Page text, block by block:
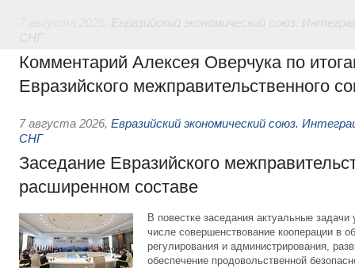
Евразийский экономический союз.
СНГ
Комментарий Алексея Оверчука по
Евразийского межправительственного
7 августа 2026, Евразийский экономический союз.
СНГ
Заседание Евразийского
расширенном составе
В повестке заседания актуальные задачи
числе совершенствование кооперации в
регулирования и администрирования,
обеспечение продовольственной